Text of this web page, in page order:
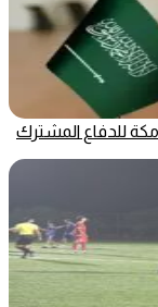
مكة للدفاع المشترك